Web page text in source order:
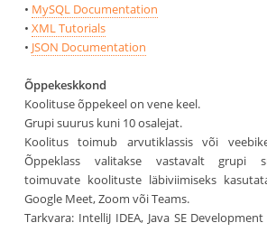
• MySQL Documentation
• XML Tutorials
• JSON Documentation
Õppekeskkond
Koolituse õppekeel on vene keel.
Grupi suurus kuni 10 osalejat.
Koolitus toimub arvutiklassis või
Õppeklass valitakse vastavalt grupi
toimuvate koolituste läbiviimiseks
Google Meet, Zoom või Teams.
Tarkvara: IntelliJ IDEA, Java SE